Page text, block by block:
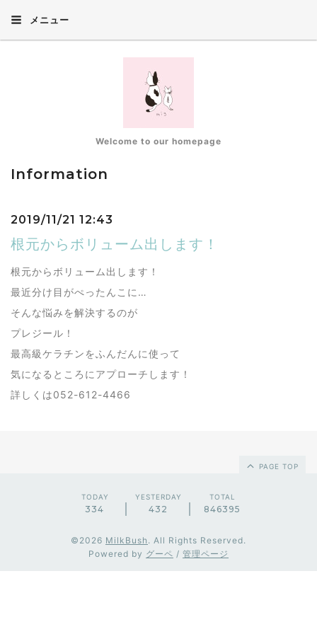
メニュー
Welcome to our homepage
Information
2019/11/21 12:43
根元からボリューム出します！
根元からボリューム出します！
最近分け目がぺったんこに…
そんな悩みを解決するのが
プレジール！
最高級ケラチンをふんだんに使って
気になるところにアプローチします！
詳しくは052-612-4466
PAGE TOP
TODAY
334
YESTERDAY
432
TOTAL
846395
©2026 MilkBush . All Rights Reserved.
Powered by グーペ / 管理ページ